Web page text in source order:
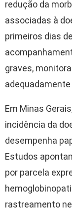
redução da
associadas à
primeiros dias
graves,
Em Minas
incidência da
desempenha
Estudos
por parcela
rastreamento